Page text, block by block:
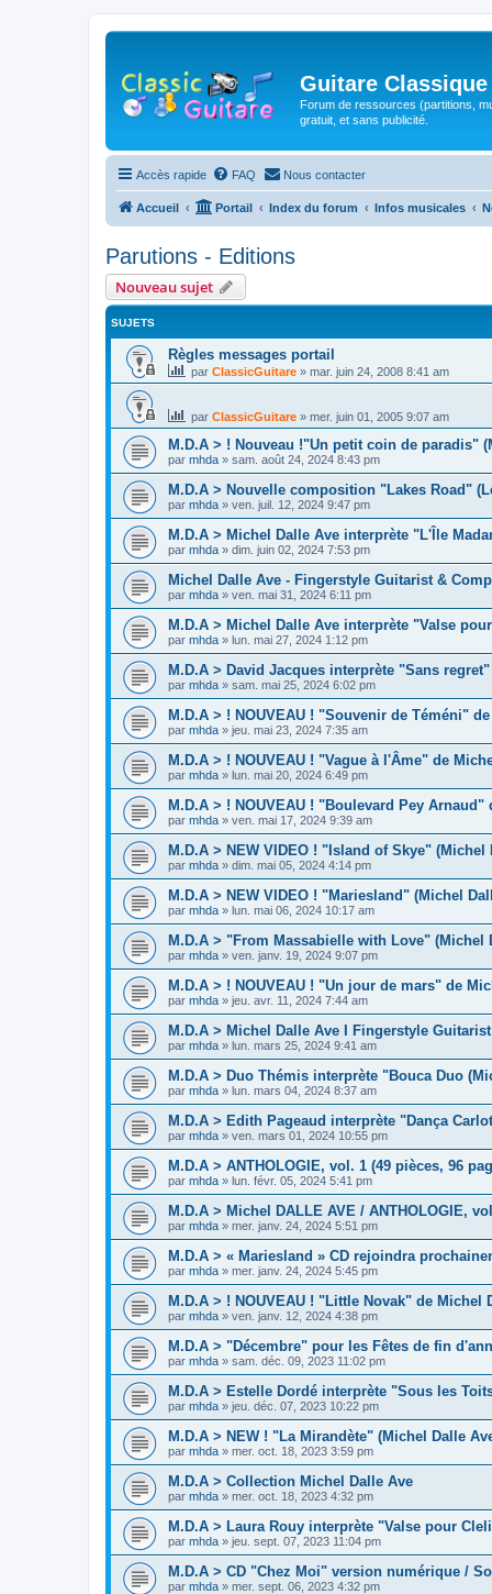
Guitare Classique
Forum de ressources (partitions,
gratuit, et sans publicité.
Accès rapide FAQ Nous contacter
Accueil Portail Index du forum Infos musicales
Parutions - Editions
Nouveau sujet
SUJETS
Règles messages portail
par ClassicGuitare » mar. juin 24, 2008 8:41 am
par ClassicGuitare » mer. juin 01, 2005 9:07 am
M.D.A > ! Nouveau !"Un petit coin de paradis"
par mhda » sam. août 24, 2024 8:43 pm
M.D.A > Nouvelle composition "Lakes Road"
par mhda » ven. juil. 12, 2024 9:47 pm
M.D.A > Michel Dalle Ave interprète "L'Île
par mhda » dim. juin 02, 2024 7:53 pm
Michel Dalle Ave - Fingerstyle Guitarist &
par mhda » ven. mai 31, 2024 6:11 pm
M.D.A > Michel Dalle Ave interprète "Valse
par mhda » lun. mai 27, 2024 1:12 pm
M.D.A > David Jacques interprète "Sans
par mhda » sam. mai 25, 2024 6:02 pm
M.D.A > ! NOUVEAU ! "Souvenir de Téméni"
par mhda » jeu. mai 23, 2024 7:35 am
M.D.A > ! NOUVEAU ! "Vague à l'Âme" de
par mhda » lun. mai 20, 2024 6:49 pm
M.D.A > ! NOUVEAU ! "Boulevard Pey
par mhda » ven. mai 17, 2024 9:39 am
M.D.A > NEW VIDEO ! "Island of Skye" (Michel
par mhda » dim. mai 05, 2024 4:14 pm
M.D.A > NEW VIDEO ! "Mariesland" (Michel
par mhda » lun. mai 06, 2024 10:17 am
M.D.A > "From Massabielle with Love" (Michel
par mhda » ven. janv. 19, 2024 9:07 pm
M.D.A > ! NOUVEAU ! "Un jour de mars" de
par mhda » jeu. avr. 11, 2024 7:44 am
M.D.A > Michel Dalle Ave I Fingerstyle
par mhda » lun. mars 25, 2024 9:41 am
M.D.A > Duo Thémis interprète "Bouca Duo
par mhda » lun. mars 04, 2024 8:37 am
M.D.A > Edith Pageaud interprète "Dança
par mhda » ven. mars 01, 2024 10:55 pm
M.D.A > ANTHOLOGIE, vol. 1 (49 pièces, 96
par mhda » lun. févr. 05, 2024 5:41 pm
M.D.A > Michel DALLE AVE / ANTHOLOGIE,
par mhda » mer. janv. 24, 2024 5:51 pm
M.D.A > « Mariesland » CD rejoindra
par mhda » mer. janv. 24, 2024 5:45 pm
M.D.A > ! NOUVEAU ! "Little Novak" de Michel
par mhda » ven. janv. 12, 2024 4:38 pm
M.D.A > "Décembre" pour les Fêtes de fin
par mhda » sam. déc. 09, 2023 11:02 pm
M.D.A > Estelle Dordé interprète "Sous les
par mhda » jeu. déc. 07, 2023 10:22 pm
M.D.A > NEW ! "La Mirandète" (Michel Dalle
par mhda » mer. oct. 18, 2023 3:59 pm
M.D.A > Collection Michel Dalle Ave
par mhda » mer. oct. 18, 2023 4:32 pm
M.D.A > Laura Rouy interprète "Valse pour
par mhda » jeu. sept. 07, 2023 11:04 pm
M.D.A > CD "Chez Moi" version numérique /
par mhda » mer. sept. 06, 2023 4:32 pm